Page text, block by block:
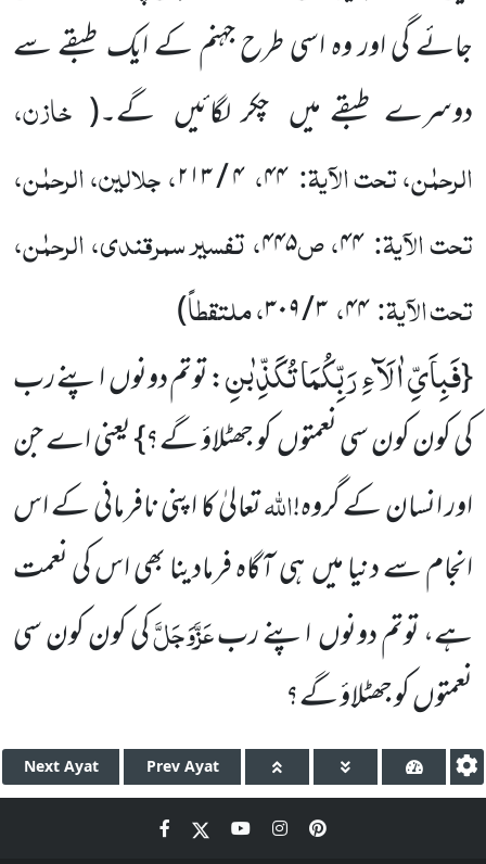
جائے گی اور وہ اسی طرح جہنم کے ایک طبقے سے
دوسرے طبقے میں چکر لگائیں گے۔( خازن،
الرحمٰن، تحت الآیۃ: ۴۴، ۴ / ۲۱۳
، جلالین، الرحمٰن،
تحت الآیۃ: ۴۴، ص۴۴۵، تفسیر سمرقندی، الرحمٰن،
تحت الآیۃ:۴۴،۳ / ۳۰۹ ، ملتقطاً)
{فَبِاَیِّ اٰلَآءِ رَبِّكُمَا تُكَذِّبٰنِ: توتم دونوں اپنے رب
کی کون کون سی نعمتوں کو جھٹلاؤ گے؟} یعنی اے جن
اور انسان کے گروہ!اللہتعالیٰ کا اپنی نافرمانی کے اس
انجام سے دنیا میں ہی آگاہ فرمادینا بھی اس کی نعمت
ہے، توتم دونوں اپنے ربعَزَّوَجَلَّکی کون کون سی
نعمتوں کو جھٹلاؤ گے؟
Next Ayat Prev Ayat